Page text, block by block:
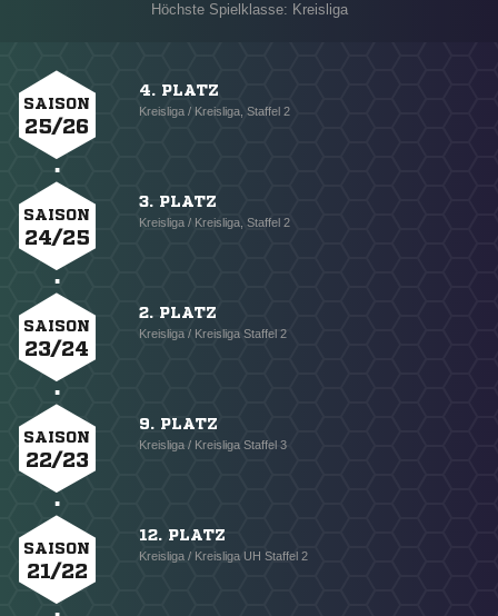
Höchste Spielklasse: Kreisliga
SAISON
25/26
4. PLATZ
Kreisliga / Kreisliga, Staffel 2
SAISON
24/25
3. PLATZ
Kreisliga / Kreisliga, Staffel 2
SAISON
23/24
2. PLATZ
Kreisliga / Kreisliga Staffel 2
SAISON
22/23
9. PLATZ
Kreisliga / Kreisliga Staffel 3
SAISON
21/22
12. PLATZ
Kreisliga / Kreisliga UH Staffel 2